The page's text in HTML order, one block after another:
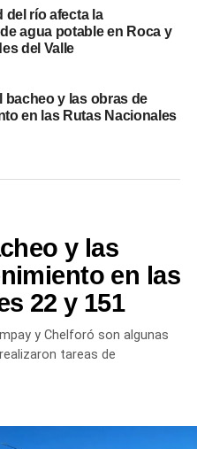
del río afecta la
agua potable en Roca y
del Valle
bacheo y las obras de
en las Rutas Nacionales
y las
en las
22 y 151
y Chelforó son algunas
tareas de